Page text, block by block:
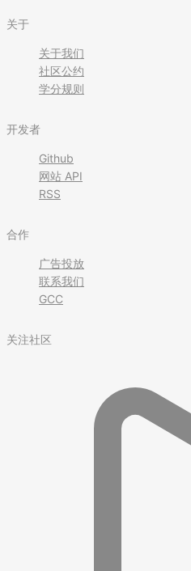
关于
关于我们
社区公约
学分规则
开发者
Github
网站 API
RSS
合作
广告投放
联系我们
GCC
关注社区